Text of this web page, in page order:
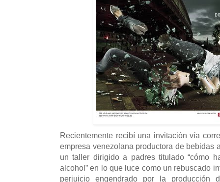
Recientemente recibí una invitación vía
empresa venezolana productora de bebidas
un taller dirigido a padres titulado “cómo
alcohol” en lo que luce como un rebuscado
perjuicio engendrado por la